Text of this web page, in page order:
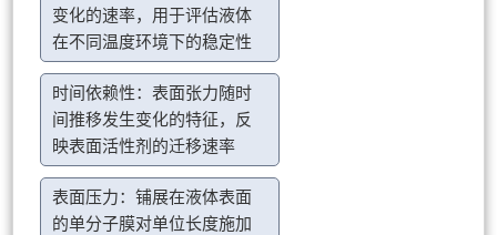
变化的速率，用于评估液体
在不同温度环境下的稳定性
时间依赖性：表面张力随时
间推移发生变化的特征，反
映表面活性剂的迁移速率
表面压力：铺展在液体表面
的单分子膜对单位长度施加